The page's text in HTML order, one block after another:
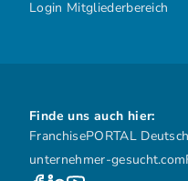
Login Mitgliederbereich
Finde uns auch hier:
FranchisePORTAL
unternehmer-gesucht.com